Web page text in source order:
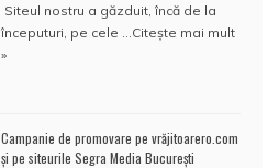
Siteul nostru a găzduit, încă de la
începuturi, pe cele … Citește mai mult
»
Campanie de promovare pe vrăjitoarero.com
și pe siteurile Segra Media București